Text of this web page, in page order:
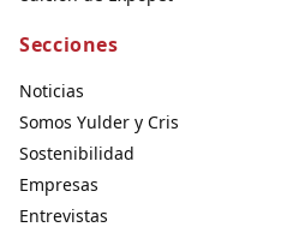
Secciones
Noticias
Somos Yulder y Cris
Sostenibilidad
Empresas
Entrevistas